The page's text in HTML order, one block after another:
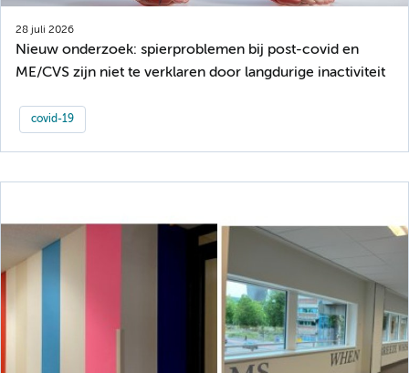
28 juli 2026
Nieuw onderzoek: spierproblemen bij post-covid en
ME/CVS zijn niet te verklaren door langdurige inactiviteit
covid-19